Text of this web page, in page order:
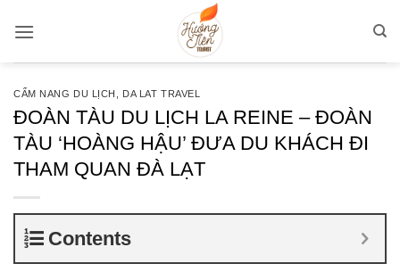
qua
CẨM NANG DU LỊCH DA LAT TRAVEL
ĐOÀN TÀU DU LỊCH LA REINE – ĐOÀN
TÀU ‘HOÀNG HẬU’ ĐƯA DU KHÁCH ĐI
THAM QUAN ĐÀ LẠT
Contents